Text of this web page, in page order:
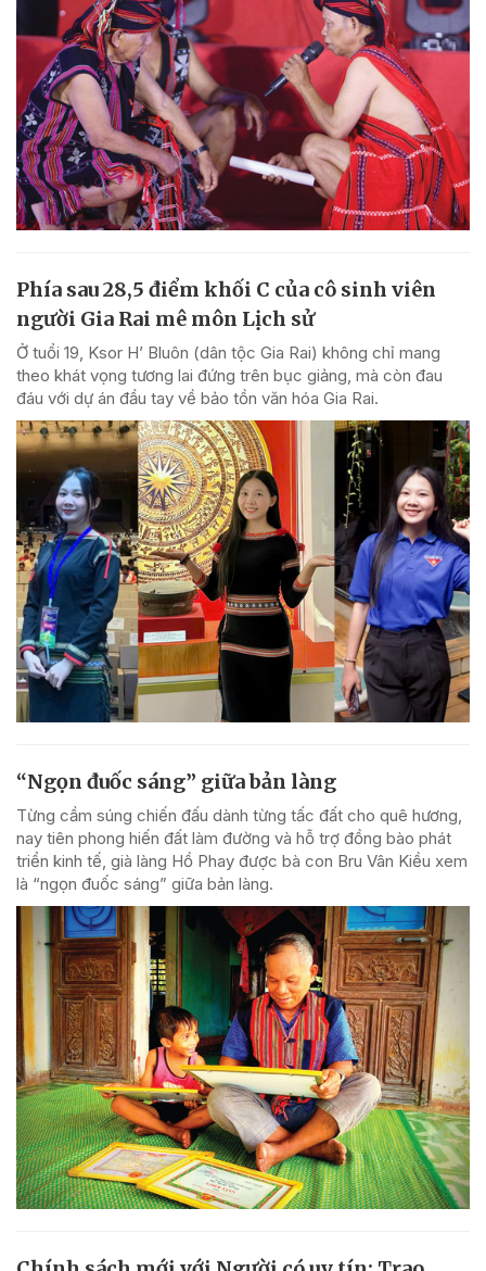
Phía sau 28,5 điểm khối C của cô sinh viên
người Gia Rai mê môn Lịch sử
Ở tuổi 19, Ksor H’ Bluôn (dân tộc Gia Rai) không chỉ mang
theo khát vọng tương lai đứng trên bục giảng, mà còn đau
đáu với dự án đầu tay về bảo tồn văn hóa Gia Rai.
“Ngọn đuốc sáng” giữa bản làng
Từng cầm súng chiến đấu dành từng tấc đất cho quê hương,
nay tiên phong hiến đất làm đường và hỗ trợ đồng bào phát
triển kinh tế, già làng Hồ Phay được bà con Bru Vân Kiều xem
là “ngọn đuốc sáng” giữa bản làng.